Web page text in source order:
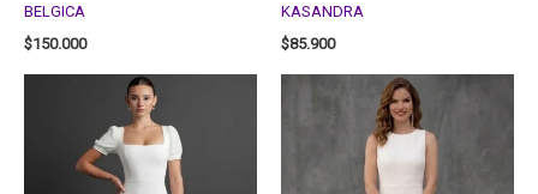
BELGICA
$150.000
KASANDRA
$85.900